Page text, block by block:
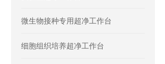
微生物接种专用超净工作台
细胞组织培养超净工作台